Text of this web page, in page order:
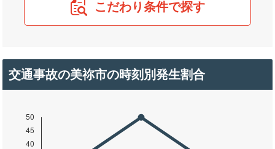
こだわり条件で探す
交通事故の美祢市の時刻別発生割合